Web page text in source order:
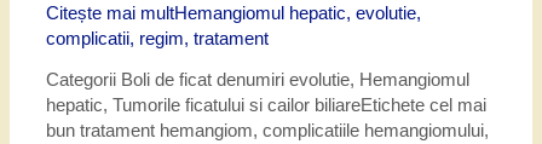
Citește mai multHemangiomul hepatic, evolutie,
complicatii, regim, tratament
Categorii Boli de ficat denumiri evolutie, Hemangiomul
hepatic, Tumorile ficatului si cailor biliareEtichete cel mai
bun tratament hemangiom, complicatiile hemangiomului,